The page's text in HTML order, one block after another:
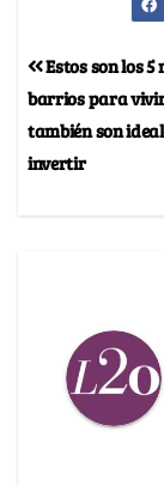
Estos son los 5
barrios para
también son
invertir